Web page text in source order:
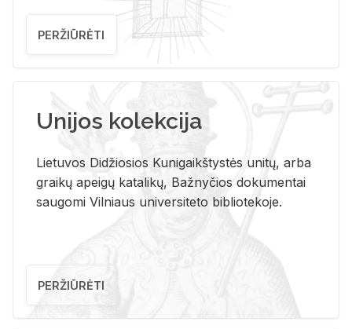
PERŽIŪRĖTI
Unijos kolekcija
Lietuvos Didžiosios Kunigaikštystės unitų, arba
graikų apeigų katalikų, Bažnyčios dokumentai
saugomi Vilniaus universiteto bibliotekoje.
PERŽIŪRĖTI